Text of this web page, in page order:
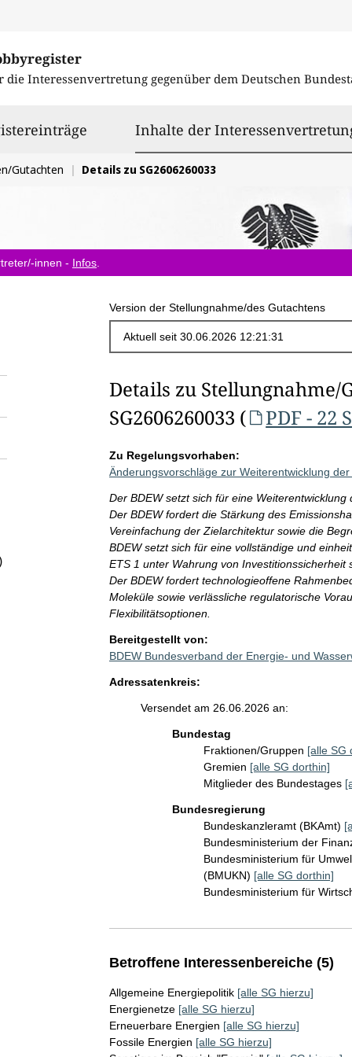
die Interessenvertretung gegenüber dem Deutschen
Inhalte der
Gutachten Details zu SG2606260033
innen - Infos
Version der Stellungnahme/des Gutachtens
Details zu Stellungnahme/
SG2606260033 (
PDF - 22
Zu Regelungsvorhaben:
Änderungsvorschläge zur Weiterentwicklung
Der BDEW setzt sich für eine
Der BDEW fordert die Stärkung des
Vereinfachung der Zielarchitektur sowie die
BDEW setzt sich für eine vollständige und
ETS 1 unter Wahrung von
Der BDEW fordert technologieoffene
Moleküle sowie verlässliche regulatorische
Flexibilitätsoptionen.
Bereitgestellt von:
BDEW Bundesverband der Energie- und
Adressatenkreis:
Versendet am 26.06.2026 an:
Bundestag
Fraktionen/Gruppen [alle SG
Gremien [alle SG dorthin]
Mitglieder des Bundestages
Bundesregierung
Bundeskanzleramt (BKAmt)
Bundesministerium der
Bundesministerium für
(BMUKN) [alle SG dorthin]
Bundesministerium für
Betroffene Interessenbereiche (5)
Allgemeine Energiepolitik [alle SG hierzu]
Energienetze [alle SG hierzu]
Erneuerbare Energien [alle SG hierzu]
Fossile Energien [alle SG hierzu]